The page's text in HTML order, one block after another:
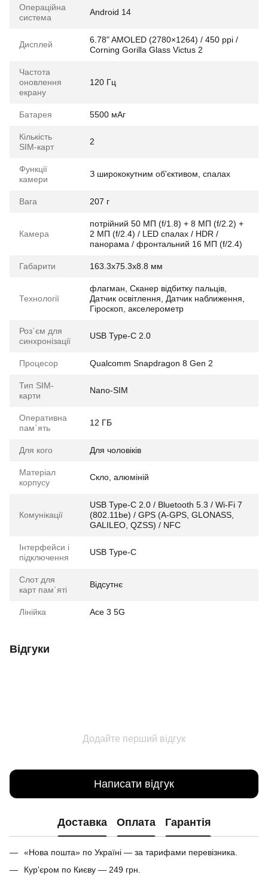
Операційна
система
Android 14
Дисплей
6.78" AMOLED (2780×1264) / 450 ppi /
Corning Gorilla Glass Victus 2
Частота
оновлення
екрану
120 Гц
Батарея 5500 мАг
Кількість
SIM-карт
2
Функції
камери
З ширококутним об'єктивом, спалах
Вага 207 г
Камера
потрійний 50 МП (f/1.8) + 8 МП (f/2.2) +
2 МП (f/2.4) / LED спалах / HDR /
панорама / фронтальний 16 МП (f/2.4)
Габарити 163.3x75.3x8.8 мм
Технології
флагман, Сканер відбитку пальців,
Датчик освітлення, Датчик наближення,
Гіроскоп, акселерометр
Роз`єм для
синхронізації
USB Type-C 2.0
Процесор Qualcomm Snapdragon 8 Gen 2
Тип SIM-
карти
Nano-SIM
Оперативна
пам`ять
12 ГБ
Для кого Для чоловіків
Матеріал
корпусу
Скло, алюміній
Комунікації
USB Type-C 2.0 / Bluetooth 5.3 / Wi-Fi 7
(802.11be) / GPS (A-GPS, GLONASS,
GALILEO, QZSS) / NFC
Інтерфейси і
підключення
USB Type-C
Слот для
карт пам`яті
Відсутнє
Лінійка Ace 3 5G
Відгуки
Додайте перший відгук
Написати відгук
Доставка Оплата Гарантія
«Нова пошта» по Україні — за тарифами перевізника.
Кур'єром по Києву — 249 грн.